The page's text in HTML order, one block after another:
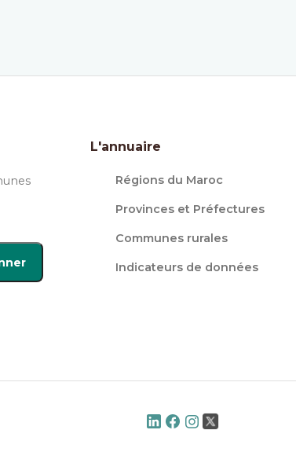
L'annuaire
Régions du Maroc
Provinces et Préfectures
Communes rurales
Indicateurs de données